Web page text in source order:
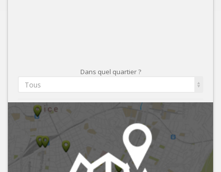
Dans quel quartier ?
Tous